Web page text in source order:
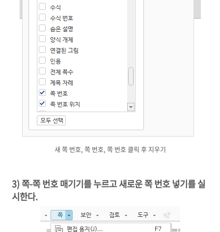
새 쪽 번호, 쪽 번호, 쪽 번호 클릭 후 지우기
3) 쪽-쪽 번호 매기기를 누르고 새로운 쪽 번호 넣기를 실
시한다.